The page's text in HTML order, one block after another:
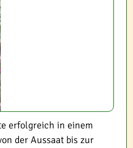
erfolgreich in einem
der Aussaat bis zur